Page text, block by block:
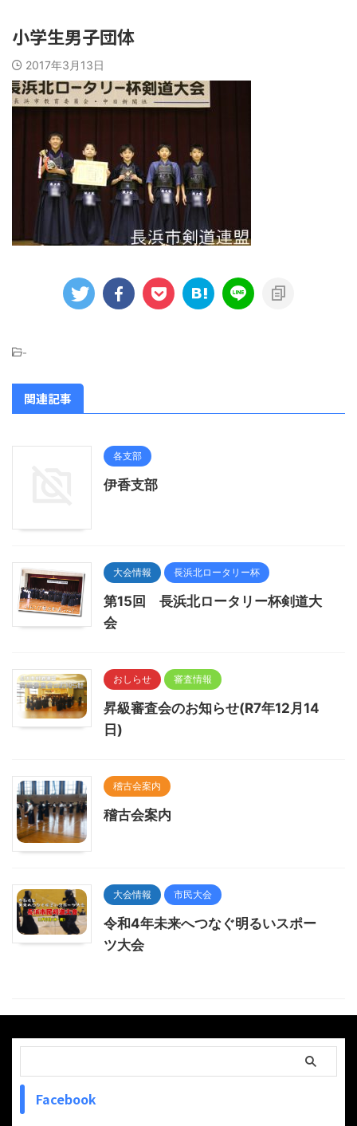
小学生男子団体
2017年3月13日
-
関連記事
各支部
伊香支部
大会情報 長浜北ロータリー杯
第15回 長浜北ロータリー杯剣道大
会
おしらせ 審査情報
昇級審査会のお知らせ(R7年12月14
日)
稽古会案内
稽古会案内
大会情報 市民大会
令和4年未来へつなぐ明るいスポー
ツ大会
Facebook